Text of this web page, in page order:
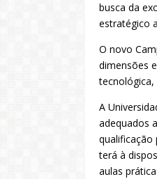
busca da
estratégico
O novo
dimensões
tecnológica,
A
adequados
qualificação
terá à
aulas